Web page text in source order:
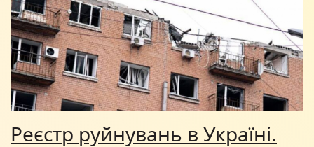
Реєстр руйнувань в Україні.